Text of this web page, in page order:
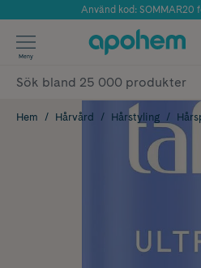
Årets Butik 2025
Använd kod: SOMMAR20
✓ Fri frakt
✓ Poäng på
Meny
Hem Hårvård Hårstyling